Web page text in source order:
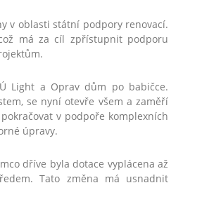
v oblasti státní podpory renovací.
má za cíl zpřístupnit podporu
Light a Oprav dům po babičce.
se nyní otevře všem a zaměří
v podpoře komplexních
úpravy.
dříve byla dotace vyplácena až
Tato změna má usnadnit